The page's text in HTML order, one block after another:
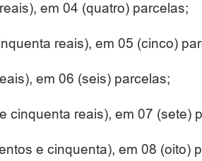
em 04 (quatro) parcelas;
reais), em 05 (cinco)
em 06 (seis) parcelas;
cinquenta reais), em 07 (sete)
e cinquenta), em 08 (oito)